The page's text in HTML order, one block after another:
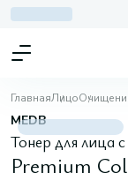
ГлавнаяЛицо
MEDB
Тонер для лица
Premium